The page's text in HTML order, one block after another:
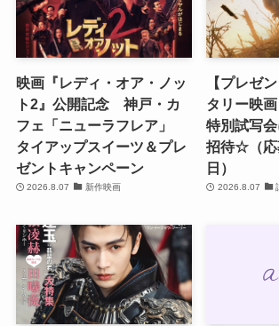
映画『レディ・オア・ノッ
ト2』公開記念 神戸・カ
フェ「ニューラフレア」
タイアップスイーツ＆プレ
ゼントキャンペーン
2026.8.07 新作映画
【プレゼ
タリー映画
特別試写
招待☆（応
日）
2026.8.07